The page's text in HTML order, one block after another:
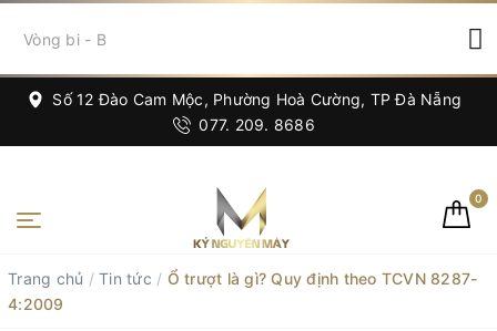
Số 12 Đào Cam Mộc, Phường Hoà Cường, TP Đà Nẵng
077. 209. 8686
0
Trang chủ / Tin tức / Ổ trượt là gì? Quy định theo TCVN 8287-
4:2009